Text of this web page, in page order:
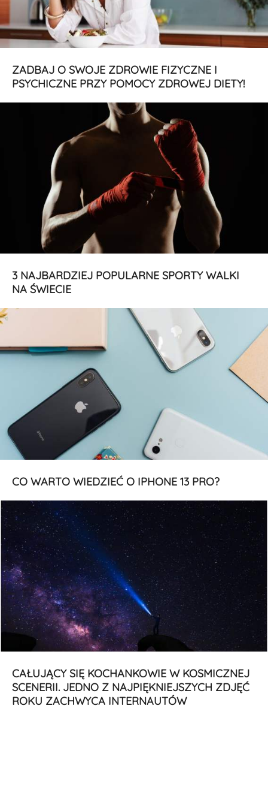
ZADBAJ O SWOJE ZDROWIE FIZYCZNE I
PSYCHICZNE PRZY POMOCY ZDROWEJ DIETY!
3 NAJBARDZIEJ POPULARNE SPORTY WALKI
NA ŚWIECIE
CO WARTO WIEDZIEĆ O IPHONE 13 PRO?
CAŁUJĄCY SIĘ KOCHANKOWIE W KOSMICZNEJ
SCENERII. JEDNO Z NAJPIĘKNIEJSZYCH ZDJĘĆ
ROKU ZACHWYCA INTERNAUTÓW